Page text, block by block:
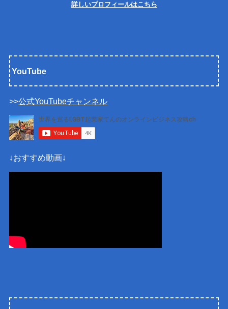
詳しいプロフィールはこちら
YouTube
>>公式YouTubeチャンネル
↓おすすめ動画↓